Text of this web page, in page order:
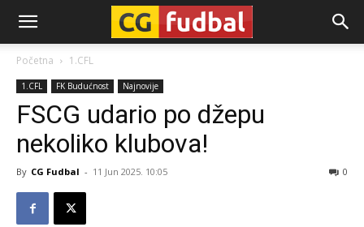
CG-
Fudbal
Početna 1.CFL
1.CFL FK Budućnost Najnovije
FSCG udario po džepu
nekoliko klubova!
By CG Fudbal - 11 Jun 2025. 10:05 0